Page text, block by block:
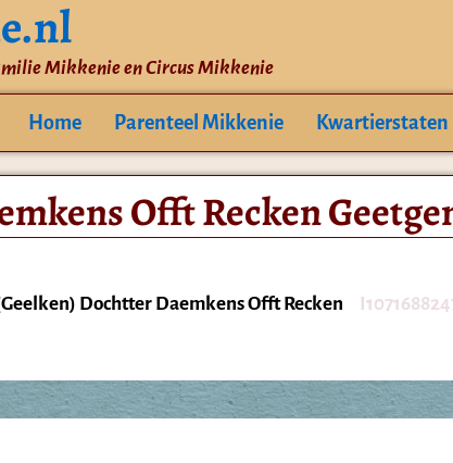
Mikkenie en Circus Mikkenie
Home Parenteel Mikkenie Kwartierstaten
Offt Recken
Dochtter Daemkens Offt Recken